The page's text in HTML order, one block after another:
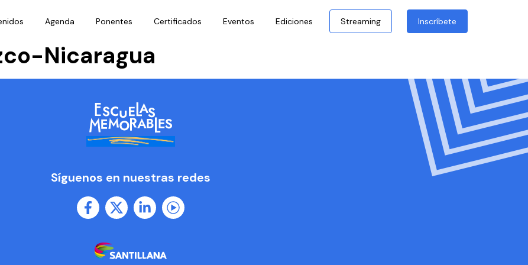
Agenda Ponentes Certificados Eventos Ediciones Streaming Inscríbete
Nicaragua
Síguenos en nuestras redes